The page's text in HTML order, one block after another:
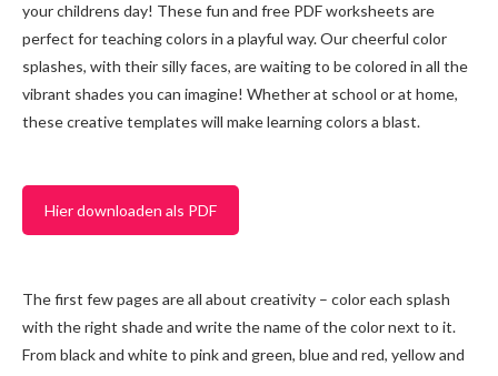
your childrens day! These fun and free PDF worksheets are
perfect for teaching colors in a playful way. Our cheerful color
splashes, with their silly faces, are waiting to be colored in all the
vibrant shades you can imagine! Whether at school or at home,
these creative templates will make learning colors a blast.
Hier downloaden als PDF
The first few pages are all about creativity – color each splash
with the right shade and write the name of the color next to it.
From black and white to pink and green, blue and red, yellow and